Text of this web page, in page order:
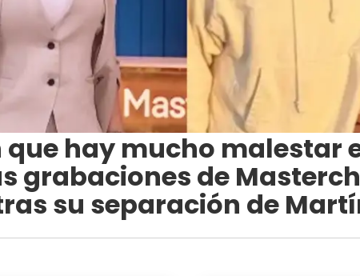
que hay mucho malestar
grabaciones de
su separación de